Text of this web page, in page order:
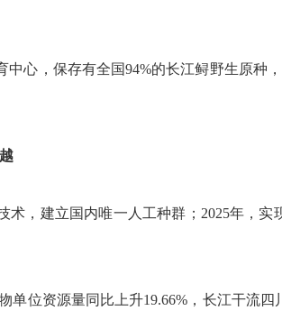
中心，保存有全国94%的长江鲟野生原种
术，建立国内唯一人工种群；2025年，实
单位资源量同比上升19.66%，长江干流四